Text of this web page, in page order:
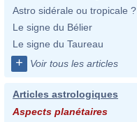
Astro sidérale ou tropicale ?
Le signe du Bélier
Le signe du Taureau
+ Voir tous les articles
Articles astrologiques
Aspects planétaires